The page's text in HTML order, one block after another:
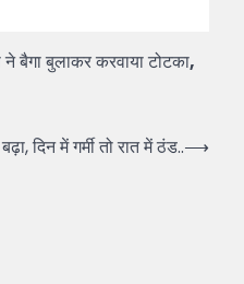
बैगा बुलाकर करवाया टोटका,
दिन में गर्मी तो रात में ठंड..⟶